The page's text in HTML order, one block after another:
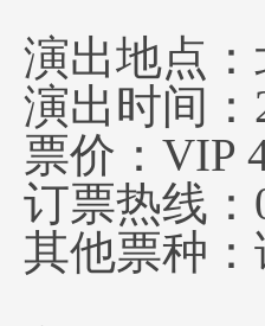
演出地点
演出时间：
票价：VIP
订票热线：
其他票种